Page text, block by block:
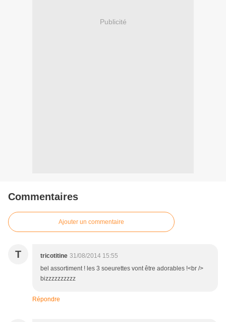
Publicité
Commentaires
Ajouter un commentaire
T tricotitine 31/08/2014 15:55
bel assortiment ! les 3 soeurettes vont être adorables !<br />
bizzzzzzzzzz
Répondre